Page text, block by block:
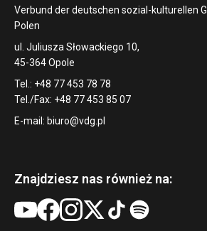
Verbund der deutschen sozial-kulturellen
Polen
ul. Juliusza Słowackiego 10,
45-364 Opole
Tel.: +48 77 453 78 78
Tel./Fax: +48 77 453 85 07
E-mail: biuro@vdg.pl
Znajdziesz nas również na: